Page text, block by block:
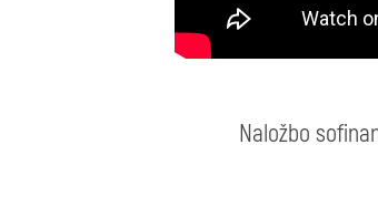
Naložbo